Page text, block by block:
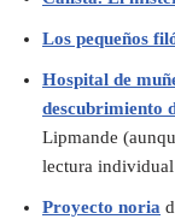
Los pequeños
Hospital de
descubrimiento
Lipmande
lectura
Proyecto noria